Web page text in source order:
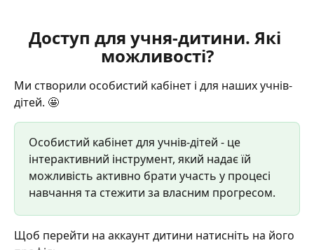
Доступ для учня-дитини. Які
можливості?
Ми створили особистий кабінет і для наших учнів-
дітей. 🤩
Особистий кабінет для учнів-дітей - це
інтерактивний інструмент, який надає їй
можливість активно брати участь у процесі
навчання та стежити за власним прогресом.
Щоб перейти на аккаунт дитини натисніть на його